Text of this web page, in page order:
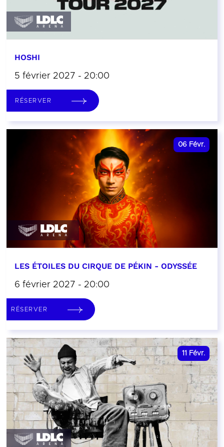
HOSHI
5 février 2027 - 20:00
RÉSERVER
06 Févr.
LES ÉTOILES DU CIRQUE DE PÉKIN - ODYSSÉE
6 février 2027 - 20:00
RÉSERVER
11 Févr.